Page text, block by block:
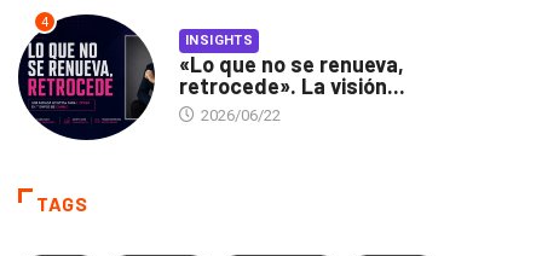
4
INSIGHTS
«Lo que no se renueva,
retrocede». La visión...
2026/06/22
TAGS